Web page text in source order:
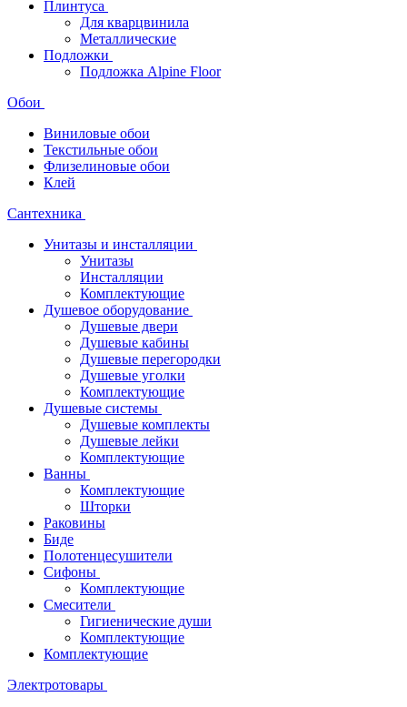
Плинтуса
Для кварцвинила
Металлические
Подложки
Подложка Alpine Floor
Обои
Виниловые обои
Текстильные обои
Флизелиновые обои
Клей
Сантехника
Унитазы и инсталляции
Унитазы
Инсталляции
Комплектующие
Душевое оборудование
Душевые двери
Душевые кабины
Душевые перегородки
Душевые уголки
Комплектующие
Душевые системы
Душевые комплекты
Душевые лейки
Комплектующие
Ванны
Комплектующие
Шторки
Раковины
Биде
Полотенцесушители
Сифоны
Комплектующие
Смесители
Гигиенические души
Комплектующие
Комплектующие
Электротовары